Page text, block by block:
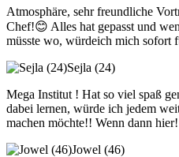
Atmosphäre, sehr freundliche
Chef!😊 Alles hat gepasst und
müsste wo, würdeich mich sofort
Sejla (24)
Mega Institut ! Hat so viel spaß
dabei lernen, würde ich jedem
machen möchte!! Wenn dann
Jowel (46)